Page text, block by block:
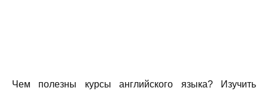
Чем полезны курсы английского языка? Изучить